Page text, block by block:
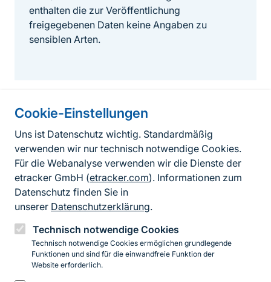
Cookie-Einstellungen
Uns ist Datenschutz wichtig. Standardmäßig
verwenden wir nur technisch notwendige Cookies.
Für die Webanalyse verwenden wir die Dienste der
etracker GmbH (etracker.com). Informationen zum
Datenschutz finden Sie in
unserer Datenschutzerklärung.
Technisch notwendige Cookies
Technisch notwendige Cookies ermöglichen grundlegende
Funktionen und sind für die einwandfreie Funktion der
Website erforderlich.
enthalten die zur Veröffentlichung
freigegebenen Daten keine Angaben zu
sensiblen Arten.
Informationen zur Seite
FußzeileKontakt zum BfN
Kontaktformular
Erklärung zur Barrierefreiheit
Impressum
Datenschutz